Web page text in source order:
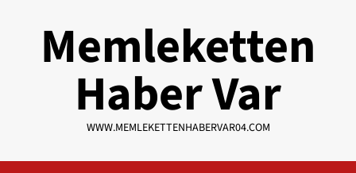
Memleketten
Haber Var
WWW.MEMLEKETTENHABERVAR04.COM